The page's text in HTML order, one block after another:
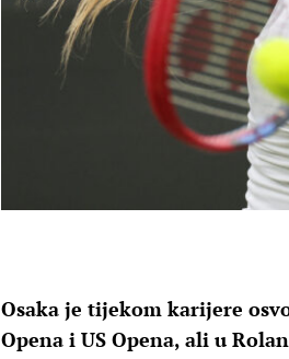
Osaka je tijekom karijere
Opena i US Opena, ali u